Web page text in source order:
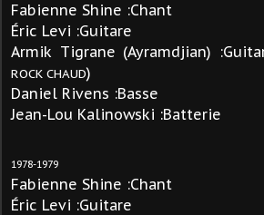
Fabienne Shine :Chant
Éric Levi :Guitare
Armik Tigrane (Ayramdjian)
ROCK CHAUD)
Daniel Rivens :Basse
Jean-Lou Kalinowski :Batterie
1978-1979
Fabienne Shine :Chant
Éric Levi :Guitare